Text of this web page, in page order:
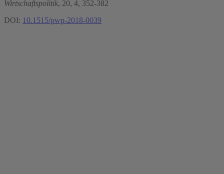
Wirtschaftspolitik, 20, 4, 352-382
DOI: 10.1515/pwp-2018-0039